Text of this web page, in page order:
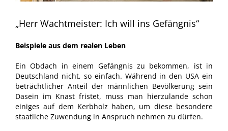
„Herr Wachtmeister: Ich will ins Gefängnis“
Beispiele aus dem realen Leben
Ein Obdach in einem Gefängnis zu bekommen, ist in
Deutschland nicht, so einfach. Während in den USA ein
beträchtlicher Anteil der männlichen Bevölkerung sein
Dasein im Knast fristet, muss man hierzulande schon
einiges auf dem Kerbholz haben, um diese besondere
staatliche Zuwendung in Anspruch nehmen zu dürfen.